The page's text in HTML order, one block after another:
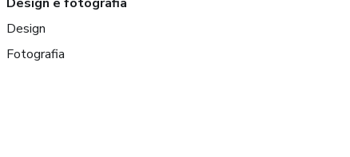
Design
Fotografia